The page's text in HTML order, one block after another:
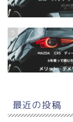
5
最近の投稿